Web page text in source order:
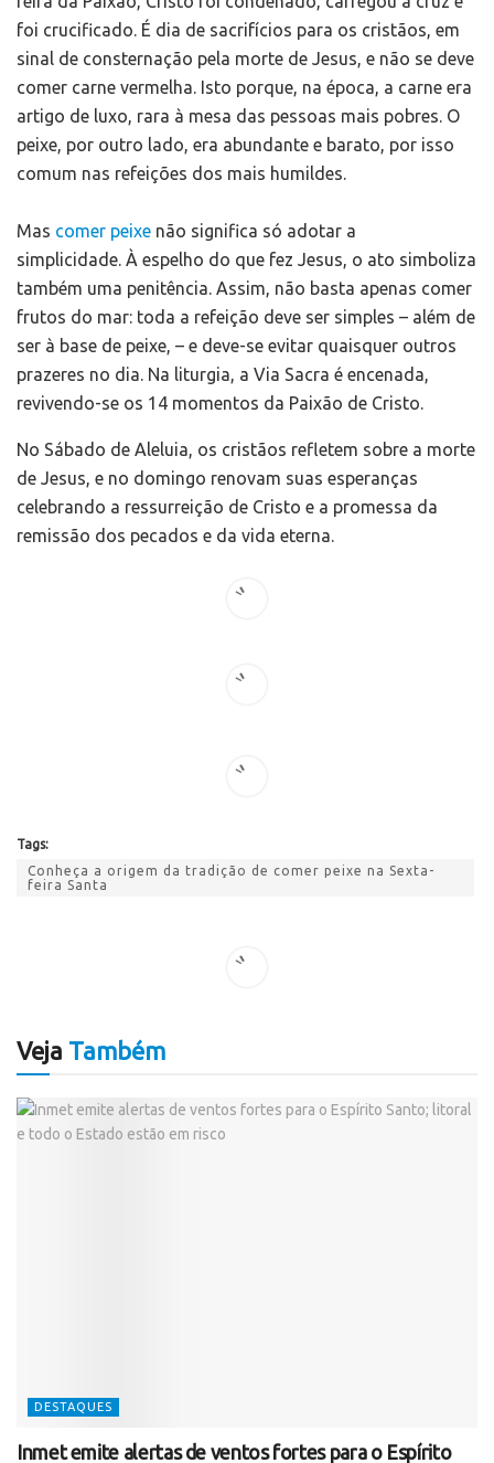
foi crucificado. É dia de sacrifícios para os cristãos, em
sinal de consternação pela morte de Jesus, e não se deve
comer carne vermelha. Isto porque, na época, a carne era
artigo de luxo, rara à mesa das pessoas mais pobres. O
peixe, por outro lado, era abundante e barato, por isso
comum nas refeições dos mais humildes.
Mas comer peixe não significa só adotar a
simplicidade. À espelho do que fez Jesus, o ato simboliza
também uma penitência. Assim, não basta apenas comer
frutos do mar: toda a refeição deve ser simples – além de
ser à base de peixe, – e deve-se evitar quaisquer outros
prazeres no dia. Na liturgia, a Via Sacra é encenada,
revivendo-se os 14 momentos da Paixão de Cristo.
No Sábado de Aleluia, os cristãos refletem sobre a morte
de Jesus, e no domingo renovam suas esperanças
celebrando a ressurreição de Cristo e a promessa da
remissão dos pecados e da vida eterna.
Tags:
Conheça a origem da tradição de comer peixe na Sexta-
feira Santa
Veja Também
DESTAQUES
Inmet emite alertas de ventos fortes para o Espírito